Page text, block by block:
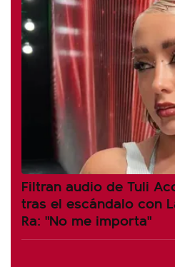
Filtran audio de Tuli
tras el escándalo con
Ra: "No me importa"